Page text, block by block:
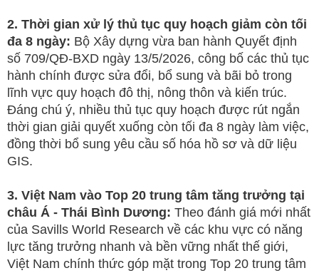
2. Thời gian xử lý thủ tục quy hoạch giảm còn tối
đa 8 ngày: Bộ Xây dựng vừa ban hành Quyết định
số 709/QĐ-BXD ngày 13/5/2026, công bố các thủ tục
hành chính được sửa đổi, bổ sung và bãi bỏ trong
lĩnh vực quy hoạch đô thị, nông thôn và kiến trúc.
Đáng chú ý, nhiều thủ tục quy hoạch được rút ngắn
thời gian giải quyết xuống còn tối đa 8 ngày làm việc,
đồng thời bổ sung yêu cầu số hóa hồ sơ và dữ liệu
GIS.
3. Việt Nam vào Top 20 trung tâm tăng trưởng tại
châu Á - Thái Bình Dương: Theo đánh giá mới nhất
của Savills World Research về các khu vực có năng
lực tăng trưởng nhanh và bền vững nhất thế giới,
Việt Nam chính thức góp mặt trong Top 20 trung tâm